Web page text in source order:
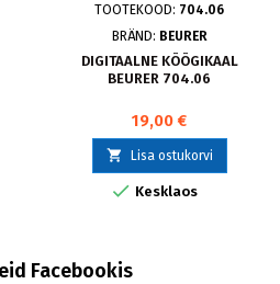
TOOTEKOOD: 704.06
BRÄND: BEURER
DIGITAALNE KÖÖGIKAAL
BEURER 704.06
19,00 €
 Lisa ostukorvi
 Kesklaos
Facebookis